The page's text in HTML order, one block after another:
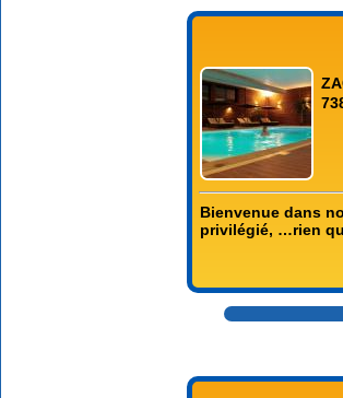
Bienvenue dans
privilégié, …rien